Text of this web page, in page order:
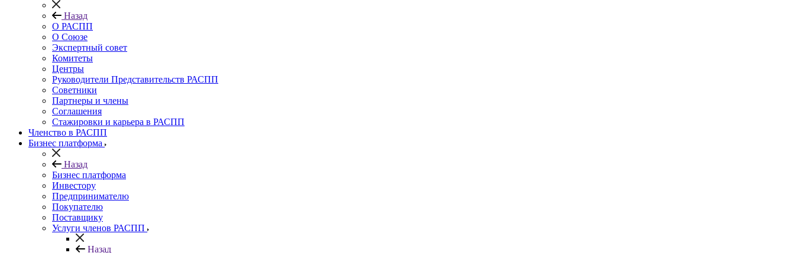
Назад
О РАСПП
О Союзе
Экспертный совет
Комитеты
Центры
Руководители Представительств РАСПП
Советники
Партнеры и члены
Соглашения
Стажировки и карьера в РАСПП
Членство в РАСПП
Бизнес платформа
Назад
Бизнес платформа
Инвестору
Предпринимателю
Покупателю
Поставщику
Услуги членов РАСПП
Назад